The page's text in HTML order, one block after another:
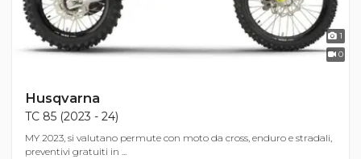
1
0
Husqvarna
TC 85 (2023 - 24)
MY 2023, si valutano permute con moto da cross, enduro e stradali,
preventivi gratuiti in ...